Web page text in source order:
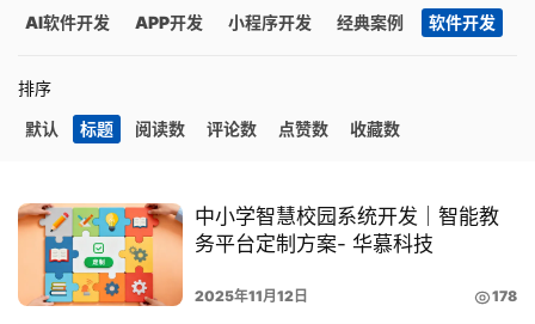
首
页
务
决
AI软件开发
APP开发 小程序开发 经典案例 软件开发
排序
默认
标题 阅读数 评论数 点赞数 收藏数
中小学智慧校园系统开发｜智能教
务平台定制方案- 华慕科技
2025年11月12日 178